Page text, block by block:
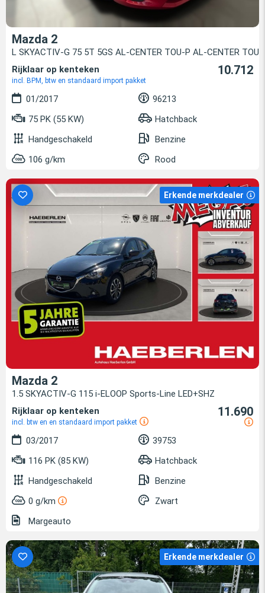
Mazda 2
L SKYACTIV-G 75 5T 5GS AL-CENTER TOU-P AL-CENTER TOU-
Rijklaar op kenteken
incl. BPM, btw en standaard import pakket
10.712
01/2017
96213
75 PK (55 KW)
Hatchback
Handgeschakeld
Benzine
106 g/km
Rood
Erkende merkdealer
Mazda 2
1.5 SKYACTIV-G 115 i-ELOOP Sports-Line LED+SHZ
Rijklaar op kenteken
incl. btw en en standaard import pakket
11.690
03/2017
39753
116 PK (85 KW)
Hatchback
Handgeschakeld
Benzine
0 g/km
Zwart
Margeauto
Erkende merkdealer